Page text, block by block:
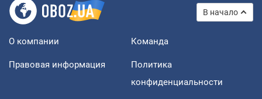
В начало
О компании Команда
Правовая информация
Политика
конфиденциальности